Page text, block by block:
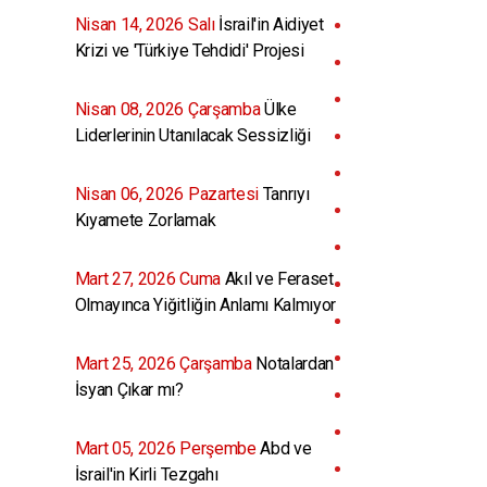
Nisan 14, 2026 Salıİsrail'in Aidiyet
Krizi ve 'Türkiye Tehdidi' Projesi
Nisan 08, 2026 ÇarşambaÜlke
Liderlerinin Utanılacak Sessizliği
Nisan 06, 2026 PazartesiTanrıyı
Kıyamete Zorlamak
Mart 27, 2026 CumaAkıl ve Feraset
Olmayınca Yiğitliğin Anlamı Kalmıyor
Mart 25, 2026 ÇarşambaNotalardan
İsyan Çıkar mı?
Mart 05, 2026 PerşembeAbd ve
İsrail'in Kirli Tezgahı